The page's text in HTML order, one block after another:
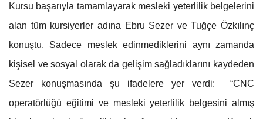
Kursu başarıyla tamamlayarak mesleki yeterlilik belgelerini
alan tüm kursiyerler adına Ebru Sezer ve Tuğçe Özkılınç
konuştu. Sadece meslek edinmediklerini aynı zamanda
kişisel ve sosyal olarak da gelişim sağladıklarını kaydeden
Sezer konuşmasında şu ifadelere yer verdi: “CNC
operatörlüğü eğitimi ve mesleki yeterlilik belgesini almış